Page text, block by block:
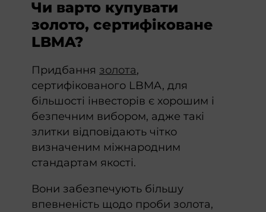
Чи варто купувати
золото, сертифіковане
LBMA?
Придбання золота,
сертифікованого LBMA, для
більшості інвесторів є хорошим і
безпечним вибором, адже такі
злитки відповідають чітко
визначеним міжнародним
стандартам якості.
Вони забезпечують більшу
впевненість щодо проби золота,